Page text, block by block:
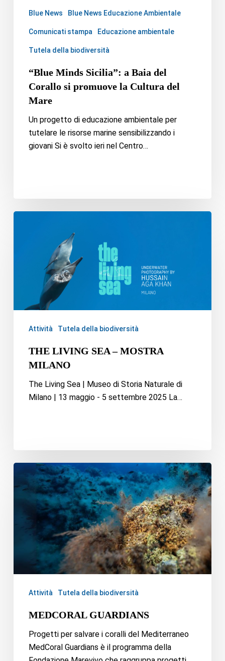
Blue News Blue News Educazione Ambientale
Comunicati stampa Educazione ambientale
Tutela della biodiversità
“Blue Minds Sicilia”: a Baia del
Corallo si promuove la Cultura del
Mare
Un progetto di educazione ambientale per
tutelare le risorse marine sensibilizzando i
giovani Si è svolto ieri nel Centro…
Attività Tutela della biodiversità
THE LIVING SEA – MOSTRA
MILANO
The Living Sea | Museo di Storia Naturale di
Milano | 13 maggio - 5 settembre 2025 La…
Attività Tutela della biodiversità
MEDCORAL GUARDIANS
Progetti per salvare i coralli del Mediterraneo
MedCoral Guardians è il programma della